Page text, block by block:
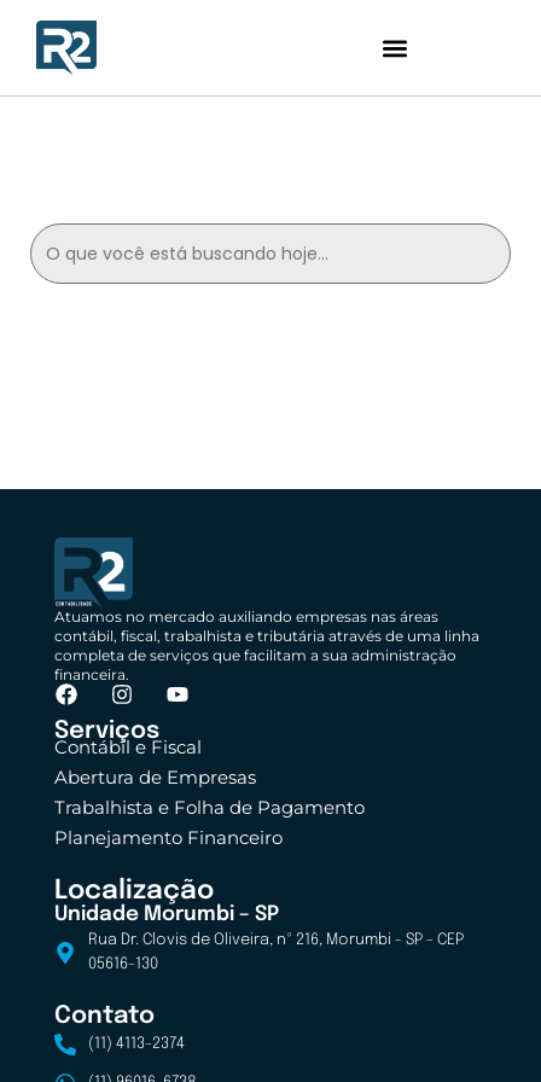
Search
for:
Atuamos no mercado auxiliando empresas nas áreas
contábil, fiscal, trabalhista e tributária através de uma linha
completa de serviços que facilitam a sua administração
financeira.
Serviços
Contábil e Fiscal
Abertura de Empresas
Trabalhista e Folha de Pagamento
Planejamento Financeiro
Localização
Unidade Morumbi – SP
Rua Dr. Clovis de Oliveira, nº 216, Morumbi - SP - CEP
05616-130
Contato
(11) 4113-2374